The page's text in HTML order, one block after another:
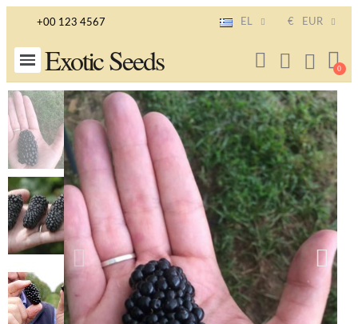
+00 123 4567 EL € EUR
Exotic Seeds